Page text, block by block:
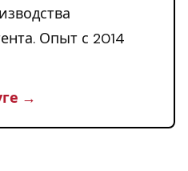
Опыт с 2014
→